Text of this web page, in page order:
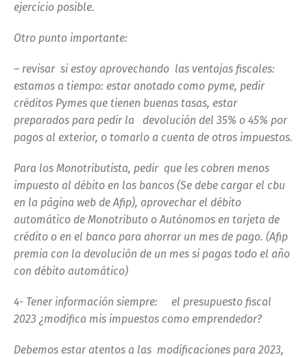
ejercicio posible.
Otro punto importante:
– revisar si estoy aprovechando las ventajas fiscales:
estamos a tiempo: estar anotado como pyme, pedir
créditos Pymes que tienen buenas tasas, estar
preparados para pedir la devolución del 35% o 45% por
pagos al exterior, o tomarlo a cuenta de otros impuestos.
Para los Monotributista, pedir que les cobren menos
impuesto al débito en los bancos (Se debe cargar el cbu
en la página web de Afip), aprovechar el débito
automático de Monotributo o Autónomos en tarjeta de
crédito o en el banco para ahorrar un mes de pago. (Afip
premia con la devolución de un mes si pagas todo el año
con débito automático)
4- Tener información siempre: el presupuesto fiscal
2023 ¿modifica mis impuestos como emprendedor?
Debemos estar atentos a las modificaciones para 2023,